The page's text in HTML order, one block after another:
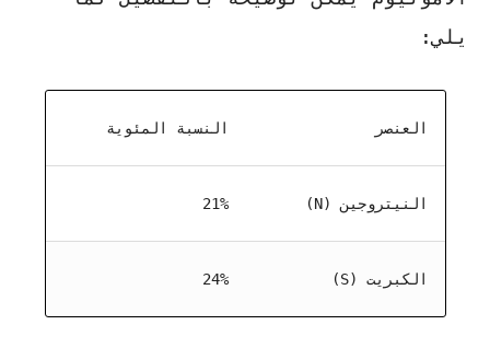
يلي:
العنصر النسبة المئوية
النيتروجين (N) 21%
الكبريت (S) 24%